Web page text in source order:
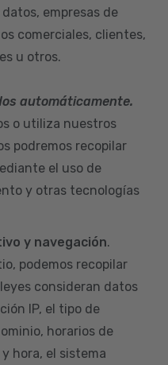
empresas de
comerciales, clientes,
u otros.
automáticamente.
o utiliza nuestros
podremos recopilar
el uso de
y otras tecnologías
y navegación.
podemos recopilar
consideran datos
IP, el tipo de
horarios de
hora, el sistema